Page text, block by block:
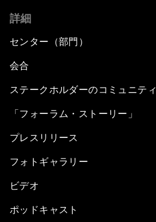
詳細
センター（部門）
会合
ステークホルダーのコミュニティ
「フォーラム・ストーリー」
プレスリリース
フォトギャラリー
ビデオ
ポッドキャスト